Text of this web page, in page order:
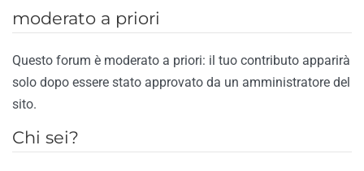
moderato a priori
Questo forum è moderato a priori: il tuo contributo apparirà
solo dopo essere stato approvato da un amministratore del
sito.
Chi sei?